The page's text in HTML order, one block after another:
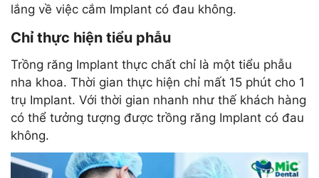
lắng về việc cắm Implant có đau không.
Chỉ thực hiện tiểu phẫu
Trồng răng Implant thực chất chỉ là một tiểu phẫu
nha khoa. Thời gian thực hiện chỉ mất 15 phút cho 1
trụ Implant. Với thời gian nhanh như thế khách hàng
có thể tưởng tượng được trồng răng Implant có đau
không.